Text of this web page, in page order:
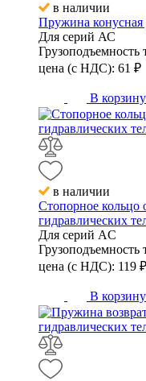
в наличии
Пружина конусная
Для серий АС
Грузоподъемность
цена (с НДС): 61 ₽
В корзину
в наличии
Стопорное кольцо
гидравлических
Для серий AC
Грузоподъемность
цена (с НДС): 119 ₽
В корзину